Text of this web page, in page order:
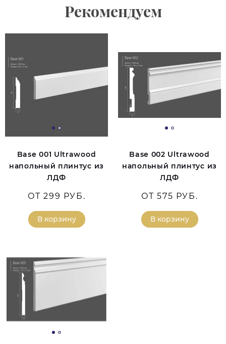
Рекомендуем
Base 001 Ultrawood
напольный плинтус из
ЛДФ
ОТ 299 РУБ.
В корзину
Base 002 Ultrawood
напольный плинтус из
ЛДФ
ОТ 575 РУБ.
В корзину